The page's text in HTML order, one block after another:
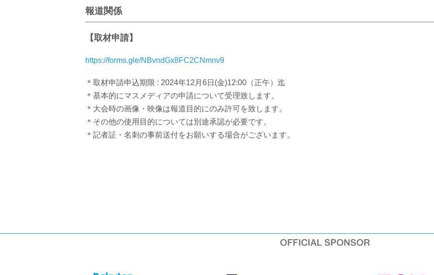
報道関係
【取材申請】
https://forms.gle/NBvndGx8FC2CNmnv9
＊取材申請申込期限 : 2024年12月6日(金)12:00（正午）迄
＊基本的にマスメディアの申請について受理致します。
＊大会時の画像・映像は報道目的にのみ許可を致します。
＊その他の使用目的については別途承認が必要です。
＊記者証・名刺の事前送付をお願いする場合がございます。